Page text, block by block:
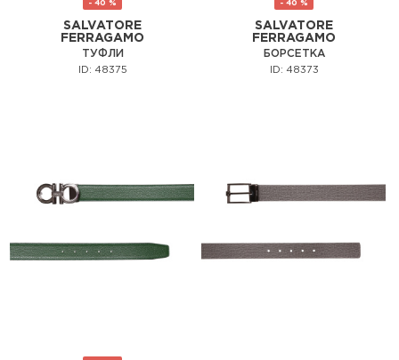
- 40 %
SALVATORE
FERRAGAMO
ТУФЛИ
ID: 48375
- 40 %
SALVATORE
FERRAGAMO
БОРСЕТКА
ID: 48373